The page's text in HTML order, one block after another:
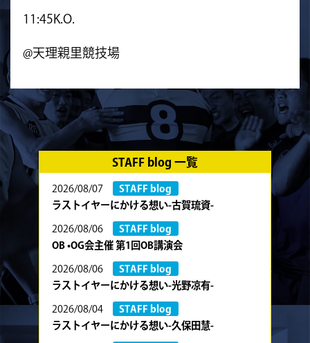
11:45K.O.
@天理親里競技場
STAFF blog 一覧
2026/08/07
STAFF blog
ラストイヤーにかける想い-古賀琉資-
2026/08/06
STAFF blog
OB •OG会主催 第1回OB講演会
2026/08/06
STAFF blog
ラストイヤーにかける想い-光野凉有-
2026/08/04
STAFF blog
ラストイヤーにかける想い-久保田慧-